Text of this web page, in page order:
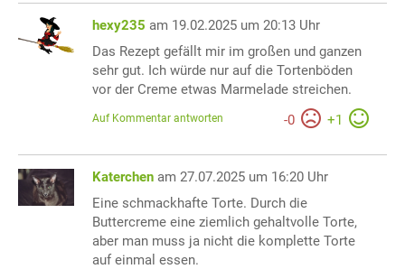
hexy235 am 19.02.2025 um 20:13 Uhr
Das Rezept gefällt mir im großen und ganzen
sehr gut. Ich würde nur auf die Tortenböden
vor der Creme etwas Marmelade streichen.
-0 +1
Auf Kommentar antworten
Katerchen am 27.07.2025 um 16:20 Uhr
Eine schmackhafte Torte. Durch die
Buttercreme eine ziemlich gehaltvolle Torte,
aber man muss ja nicht die komplette Torte
auf einmal essen.